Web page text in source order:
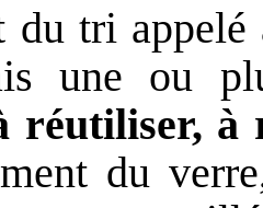
du tri
une ou
réutiliser, à
du